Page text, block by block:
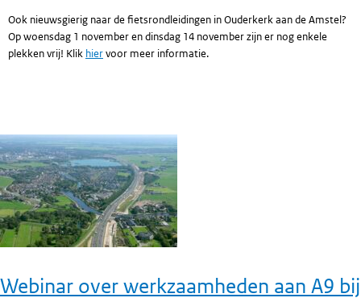
Ook nieuwsgierig naar de fietsrondleidingen in Ouderkerk aan de Amstel?
Op woensdag 1 november en dinsdag 14 november zijn er nog enkele
plekken vrij! Klik hiervoor meer informatie.
Webinar over werkzaamheden aan A9 bij